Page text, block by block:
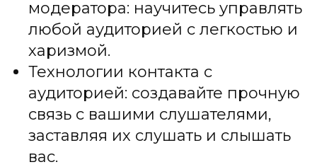
модератора: научитесь управлять
любой аудиторией с легкостью и
харизмой.
Технологии контакта с
аудиторией: создавайте прочную
связь с вашими слушателями,
заставляя их слушать и слышать
вас.